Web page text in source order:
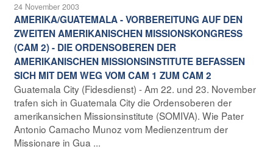
24 November 2003
AMERIKA/GUATEMALA - VORBEREITUNG AUF DEN
ZWEITEN AMERIKANISCHEN MISSIONSKONGRESS
(CAM 2) - DIE ORDENSOBEREN DER
AMERIKANISCHEN MISSIONSINSTITUTE BEFASSEN
SICH MIT DEM WEG VOM CAM 1 ZUM CAM 2
Guatemala City (Fidesdienst) - Am 22. und 23. November
trafen sich in Guatemala City die Ordensoberen der
amerikansichen Missionsinstitute (SOMIVA). Wie Pater
Antonio Camacho Munoz vom Medienzentrum der
Missionare in Gua ...